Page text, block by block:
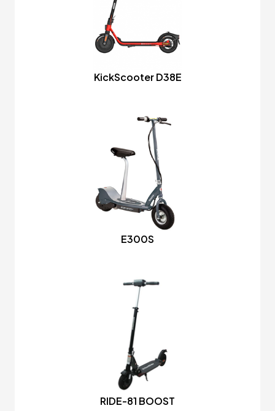
KickScooter D38E
E300S
RIDE-81 BOOST